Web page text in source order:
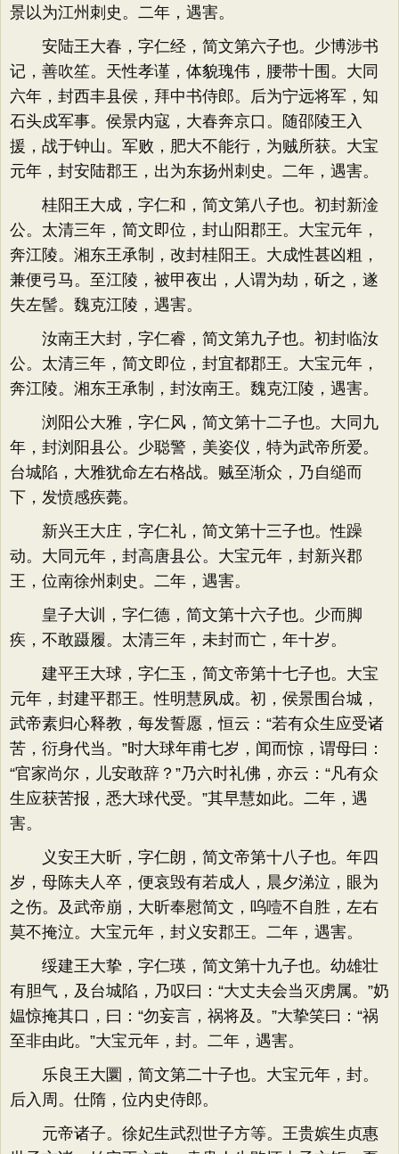
景以为江州刺史。二年，遇害。
安陆王大春，字仁经，简文第六子也。少博涉书
记，善吹笙。天性孝谨，体貌瑰伟，腰带十围。大同
六年，封西丰县侯，拜中书侍郎。后为宁远将军，知
石头戍军事。侯景内寇，大春奔京口。随邵陵王入
援，战于钟山。军败，肥大不能行，为贼所获。大宝
元年，封安陆郡王，出为东扬州刺史。二年，遇害。
桂阳王大成，字仁和，简文第八子也。初封新淦
公。太清三年，简文即位，封山阳郡王。大宝元年，
奔江陵。湘东王承制，改封桂阳王。大成性甚凶粗，
兼便弓马。至江陵，被甲夜出，人谓为劫，斫之，遂
失左髻。魏克江陵，遇害。
汝南王大封，字仁睿，简文第九子也。初封临汝
公。太清三年，简文即位，封宜都郡王。大宝元年，
奔江陵。湘东王承制，封汝南王。魏克江陵，遇害。
浏阳公大雅，字仁风，简文第十二子也。大同九
年，封浏阳县公。少聪警，美姿仪，特为武帝所爱。
台城陷，大雅犹命左右格战。贼至渐众，乃自缒而
下，发愤感疾薨。
新兴王大庄，字仁礼，简文第十三子也。性躁
动。大同元年，封高唐县公。大宝元年，封新兴郡
王，位南徐州刺史。二年，遇害。
皇子大训，字仁德，简文第十六子也。少而脚
疾，不敢蹑履。太清三年，未封而亡，年十岁。
建平王大球，字仁玉，简文帝第十七子也。大宝
元年，封建平郡王。性明慧夙成。初，侯景围台城，
武帝素归心释教，每发誓愿，恒云：​“若有众生应受诸
苦，衍身代当。​”时大球年甫七岁，闻而惊，谓母曰：​
“官家尚尔，儿安敢辞？​”乃六时礼佛，亦云：​“凡有众
生应获苦报，悉大球代受。​”其早慧如此。二年，遇
害。
义安王大昕，字仁朗，简文帝第十八子也。年四
岁，母陈夫人卒，便哀毁有若成人，晨夕涕泣，眼为
之伤。及武帝崩，大昕奉慰简文，呜噎不自胜，左右
莫不掩泣。大宝元年，封义安郡王。二年，遇害。
绥建王大挚，字仁瑛，简文第十九子也。幼雄壮
有胆气，及台城陷，乃叹曰：​“大丈夫会当灭虏属。​”奶
媪惊掩其口，曰：​“勿妄言，祸将及。​”大挚笑曰：​“祸
至非由此。​”大宝元年，封。二年，遇害。
乐良王大圜，简文第二十子也。大宝元年，封。
后入周。仕隋，位内史侍郎。
元帝诸子。徐妃生武烈世子方等。王贵嫔生贞惠